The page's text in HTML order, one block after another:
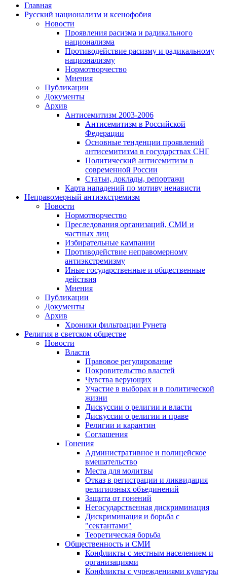
Главная
Русский национализм и ксенофобия
Новости
Проявления расизма и радикального
национализма
Противодействие расизму и радикальному
национализму
Нормотворчество
Мнения
Публикации
Документы
Архив
Антисемитизм 2003-2006
Антисемитизм в Российской
Федерации
Основные тенденции проявлений
антисемитизма в государствах СНГ
Политический антисемитизм в
современной России
Статьи, доклады, репортажи
Карта нападений по мотиву ненависти
Неправомерный антиэкстремизм
Новости
Нормотворчество
Преследования организаций, СМИ и
частных лиц
Избирательные кампании
Противодействие неправомерному
антиэкстремизму
Иные государственные и общественные
действия
Мнения
Публикации
Документы
Архив
Хроники фильтрации Рунета
Религия в светском обществе
Новости
Власти
Правовое регулирование
Покровительство властей
Чувства верующих
Участие в выборах и в политической
жизни
Дискуссии о религии и власти
Дискуссии о религии и праве
Религии и карантин
Соглашения
Гонения
Административное и полицейское
вмешательство
Места для молитвы
Отказ в регистрации и ликвидация
религиозных объединений
Защита от гонений
Негосударственная дискриминация
Дискриминация и борьба с
"сектантами"
Теоретическая борьба
Общественность и СМИ
Конфликты с местным населением и
организациями
Конфликты с учреждениями культуры